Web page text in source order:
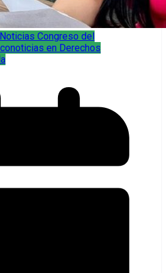
Noticias Congreso del
noticias en Derechos